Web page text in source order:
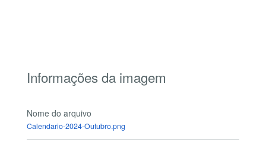
Informações da imagem
Nome do arquivo
Calendario-2024-Outubro.png